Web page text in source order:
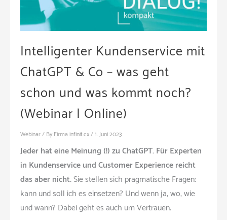
Intelligenter Kundenservice mit
ChatGPT & Co – was geht
schon und was kommt noch?
(Webinar | Online)
Webinar/ By Firma infinit.cx/1. Juni 2023
Jeder hat eine Meinung (!) zu ChatGPT. Für Experten
in Kundenservice und Customer Experience reicht
das aber nicht.Sie stellen sich pragmatische Fragen:
kann und soll ich es einsetzen? Und wenn ja, wo, wie
und wann? Dabei geht es auch um Vertrauen.